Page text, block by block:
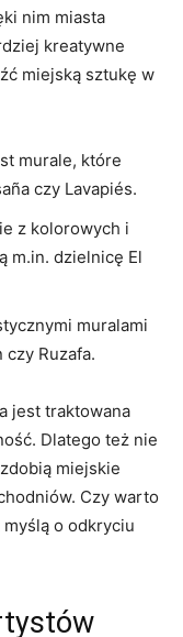
nim miasta
kreatywne
miejską sztukę w
murale, które
czy Lavapiés.
z kolorowych i
m.in. dzielnicę El
muralami
Ruzafa.
jest traktowana
Dlatego też nie
miejskie
Czy warto
o odkryciu